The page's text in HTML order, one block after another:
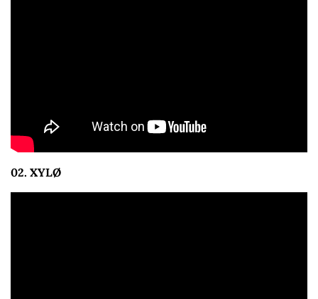
02. XYLØ